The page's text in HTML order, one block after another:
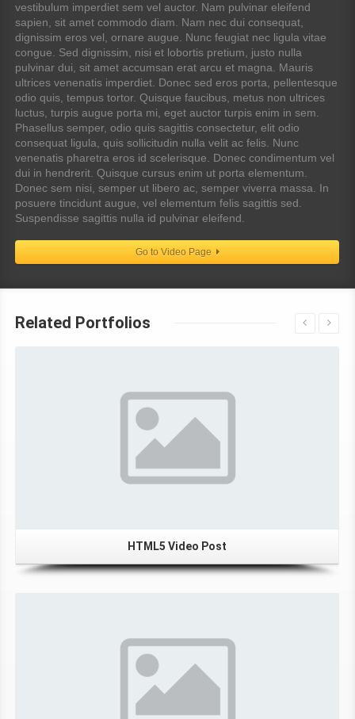
vestibulum imperdiet sem vel auctor. Nam pulvinar eleifend
sapien, sit amet commodo diam. Nam nec dui consequat,
dignissim eros vel, ornare augue. Nunc feugiat nec ligula vitae
congue. Sed dignissim, nisi et lobortis pretium, justo nulla
pulvinar dui, sit amet accumsan erat arcu et magna. Mauris
ultrices venenatis imperdiet. Donec sed eros porta, pellentesque
odio quis, tempus tortor. Quisque faucibus, metus non ultrices
luctus, turpis augue porta mi, eget auctor turpis enim in sem.
Phasellus semper, odio quis sagittis consectetur, elit odio
consequat ligula, quis sollicitudin nulla velit ac felis. Nunc
venenatis pharetra eros id scelerisque. Donec condimentum vel
dui in hendrerit. Quisque cursus enim ut porta elementum.
Donec sem nisi, semper ut libero ac, semper viverra massa. In
posuere tincidunt augue, vel elementum felis sagittis sed.
Suspendisse sagittis nulla id pulvinar eleifend.
Go to Video Page
Related Portfolios
HTML5 Video Post